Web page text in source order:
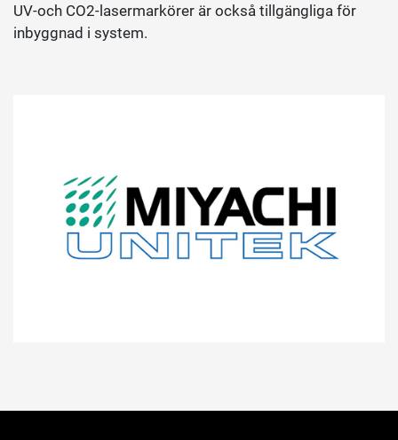
UV-och CO2-lasermarkörer är också tillgängliga för
inbyggnad i system.